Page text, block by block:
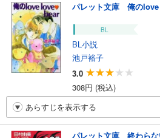
パレット文庫 俺の
BL
BL小説
池戸裕子
3.0
308円 (税込)
あらすじを表示する
パレット文庫 終わらな